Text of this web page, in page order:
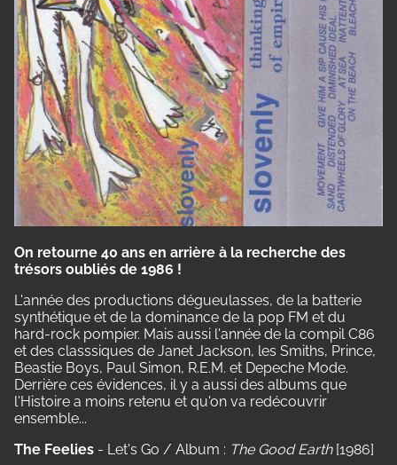
On retourne 40 ans en arrière à la recherche des
trésors oubliés de 1986 !
L'année des productions dégueulasses, de la batterie
synthétique et de la dominance de la pop FM et du
hard-rock pompier. Mais aussi l'année de la compil C86
et des classsiques de Janet Jackson, les Smiths, Prince,
Beastie Boys, Paul Simon, R.E.M. et Depeche Mode.
Derrière ces évidences, il y a aussi des albums que
l'Histoire a moins retenu et qu'on va redécouvrir
ensemble...
The Feelies - Let's Go / Album : The Good Earth [1986]